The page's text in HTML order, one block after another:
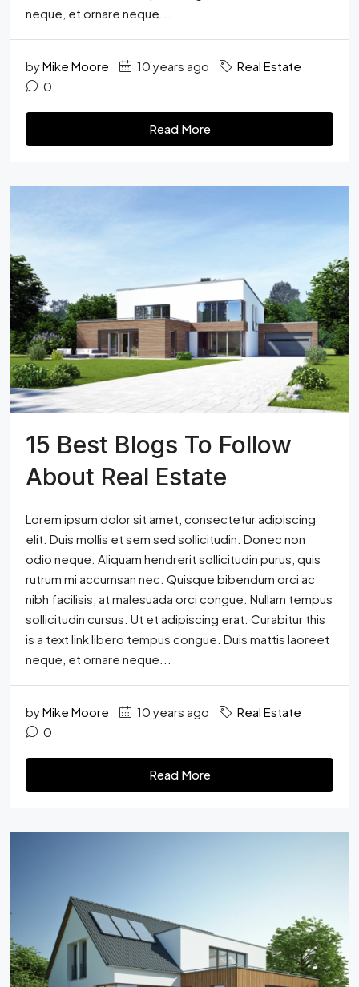
neque, et ornare neque...
byMike Moore 10 years ago
Real Estate
0
Read More
15 Best Blogs To Follow
About Real Estate
Lorem ipsum dolor sit amet, consectetur adipiscing
elit. Duis mollis et sem sed sollicitudin. Donec non
odio neque. Aliquam hendrerit sollicitudin purus, quis
rutrum mi accumsan nec. Quisque bibendum orci ac
nibh facilisis, at malesuada orci congue. Nullam tempus
sollicitudin cursus. Ut et adipiscing erat. Curabitur this
is a text link libero tempus congue. Duis mattis laoreet
neque, et ornare neque...
byMike Moore 10 years ago
Real Estate
0
Read More